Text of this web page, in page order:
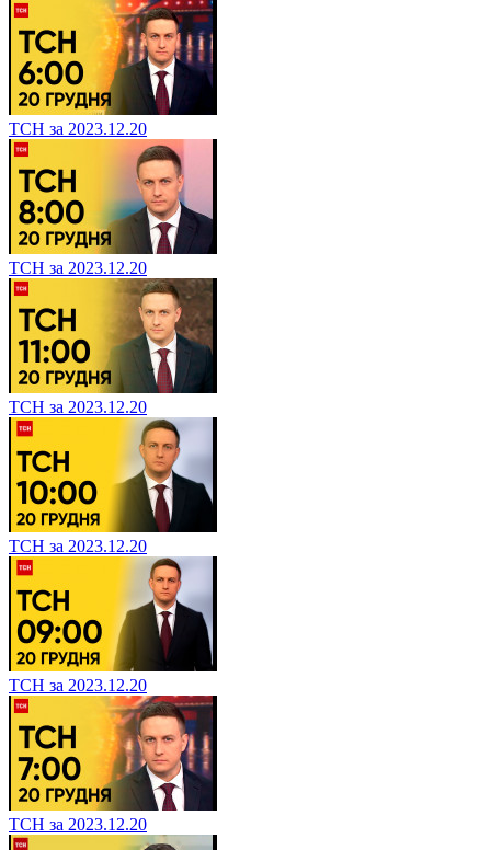
ТСН за 2023.12.20
ТСН за 2023.12.20
ТСН за 2023.12.20
ТСН за 2023.12.20
ТСН за 2023.12.20
ТСН за 2023.12.20